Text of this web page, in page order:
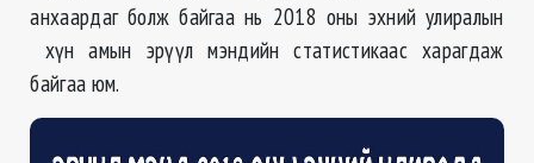
анхаардаг болж байгаа нь 2018 оны эхний улиралын
хүн амын эрүүл мэндийн статистикаас харагдаж
байгаа юм.